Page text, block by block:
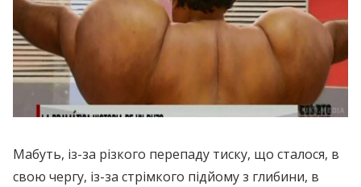
Мабуть, із-за різкого перепаду тиску, що сталося, в
свою чергу, із-за стрімкого підйому з глибини, в